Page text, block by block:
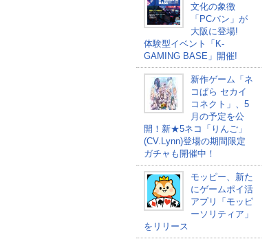
文化の象徴
「PCバン」が
大阪に登場!
体験型イベント「K-
GAMING BASE」開催!
新作ゲーム「ネ
コぱら セカイ
コネクト」、5
月の予定を公
開！新★5ネコ「りんご」
(CV.Lynn)登場の期間限定
ガチャも開催中！
モッピー、新た
にゲームポイ活
アプリ「モッピ
ーソリティア」
をリリース